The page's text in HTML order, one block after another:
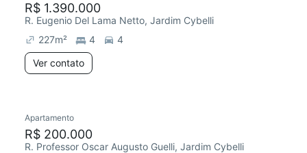
R$ 1.390.000
R. Eugenio Del Lama Netto, Jardim Cybelli
227m² 4
4
Ver contato
Redecorar
Apartamento
R$ 200.000
R. Professor Oscar Augusto Guelli, Jardim Cybelli